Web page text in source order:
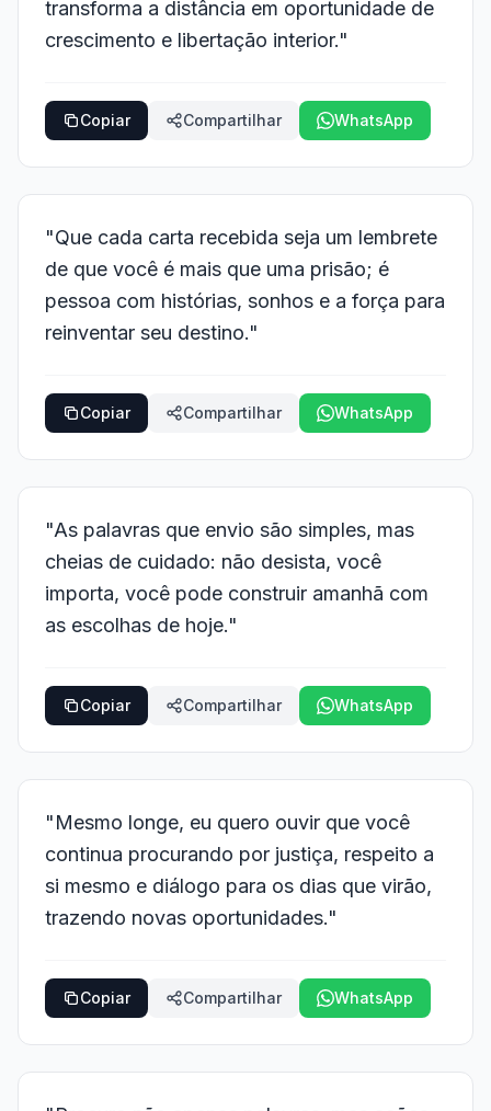
transforma a distância em oportunidade de
crescimento e libertação interior."
Copiar Compartilhar WhatsApp
"Que cada carta recebida seja um lembrete
de que você é mais que uma prisão; é
pessoa com histórias, sonhos e a força para
reinventar seu destino."
Copiar Compartilhar WhatsApp
"As palavras que envio são simples, mas
cheias de cuidado: não desista, você
importa, você pode construir amanhã com
as escolhas de hoje."
Copiar Compartilhar WhatsApp
"Mesmo longe, eu quero ouvir que você
continua procurando por justiça, respeito a
si mesmo e diálogo para os dias que virão,
trazendo novas oportunidades."
Copiar Compartilhar WhatsApp